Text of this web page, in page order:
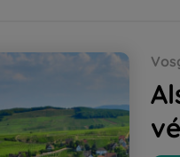
et Villages à vélo